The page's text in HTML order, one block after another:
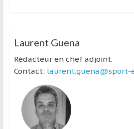
Laurent Guena
Rédacteur en chef adjoint.
Contact: